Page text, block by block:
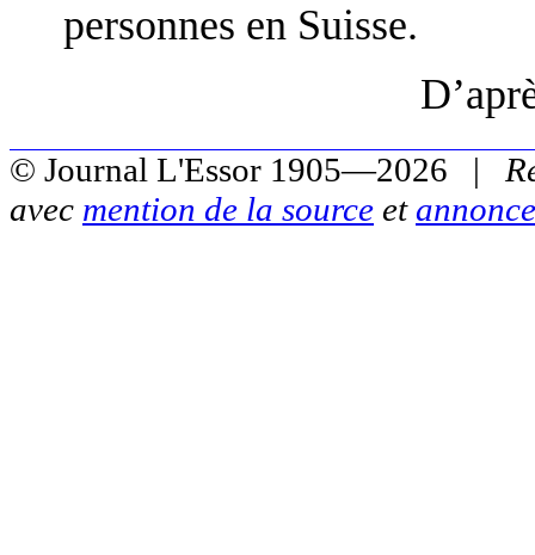
personnes en Suisse.
© Journal L'Essor 1905—2026 |
avec mention de la source et